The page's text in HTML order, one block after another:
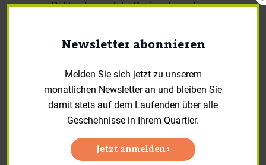
Rohbauten und der Beginn der ersten
Quartier bleibt in Bewegung!
Newsletter abonnieren
Melden Sie sich jetzt zu unserem
monatlichen Newsletter an und bleiben Sie
damit stets auf dem Laufenden über alle
Geschehnisse in Ihrem Quartier.
Jetzt anmelden ›